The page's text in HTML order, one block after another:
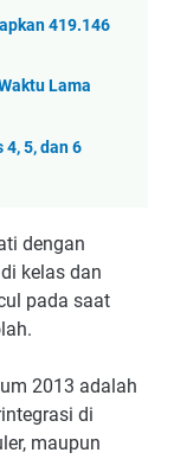
419.146
Lama
4, 5, dan 6
dengan
kelas dan
pada saat
2013 adalah
di
maupun